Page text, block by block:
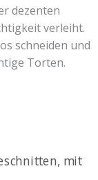
dezenten
verleiht.
schneiden und
Torten.